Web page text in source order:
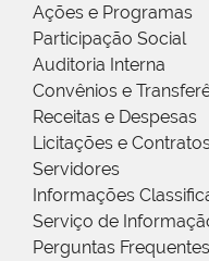
Ações e Programas
Participação Social
Auditoria Interna
Convênios e
Receitas e Despesas
Licitações e
Servidores
Informações
Serviço de
Perguntas Frequentes